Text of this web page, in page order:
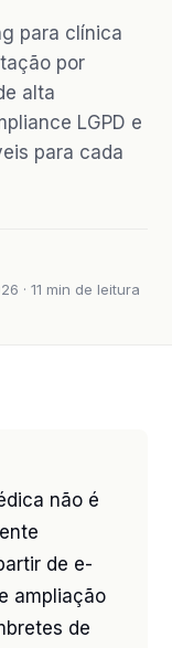
para clínica
por
alta
LGPD e
para cada
· 11 min de leitura
não é
de e-
ampliação
de